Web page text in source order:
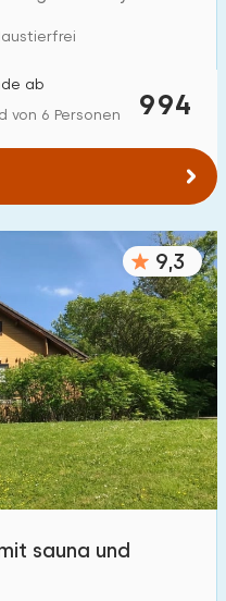
20
20
(max. km):
5
994
ab
von 6 Personen
9,3
sauna und